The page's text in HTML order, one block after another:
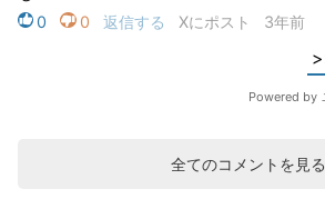
全てのコメントを見る